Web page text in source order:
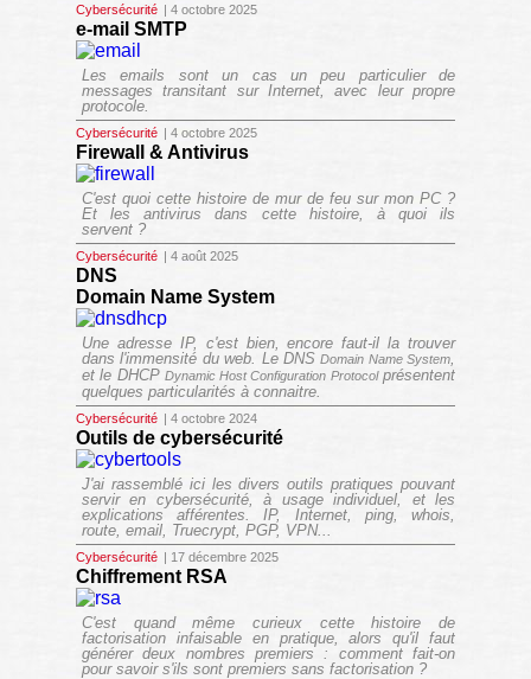
Cybersécurité | 4 octobre 2025
e-mail SMTP
Les emails sont un cas un peu particulier de
messages transitant sur Internet, avec leur propre
protocole.
Cybersécurité | 4 octobre 2025
Firewall & Antivirus
C'est quoi cette histoire de mur de feu sur mon PC ?
Et les antivirus dans cette histoire, à quoi ils
servent ?
Cybersécurité | 4 août 2025
DNS
Domain Name System
Une adresse IP, c'est bien, encore faut-il la trouver
dans l'immensité du web. Le DNSDomain Name System
et le DHCP Dynamic Host Configuration Protocolprésentent
quelques particularités à connaitre.
Cybersécurité | 4 octobre 2024
Outils de cybersécurité
J'ai rassemblé ici les divers outils pratiques pouvant
servir en cybersécurité, à usage individuel, et les
explications afférentes. IP, Internet, ping, whois,
route, email, Truecrypt, PGP, VPN...
Cybersécurité | 17 décembre 2025
Chiffrement RSA
C'est quand même curieux cette histoire de
factorisation infaisable en pratique, alors qu'il faut
générer deux nombres premiers : comment fait-on
pour savoir s'ils sont premiers sans factorisation ?